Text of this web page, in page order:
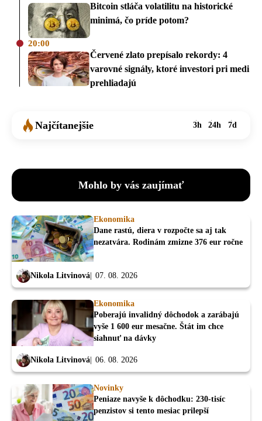
Bitcoin stláča volatilitu na historické
minimá, čo príde potom?
20:00
Červené zlato prepísalo rekordy: 4
varovné signály, ktoré investori pri medi
prehliadajú
Najčítanejšie 3h 24h 7d
Mohlo by vás zaujímať
Ekonomika
Dane rastú, diera v rozpočte sa aj tak
nezatvára. Rodinám zmizne 376 eur ročne
Nikola Litvinová 07. 08. 2026
Ekonomika
Poberajú invalidný dôchodok a zarábajú
vyše 1 600 eur mesačne. Štát im chce
siahnuť na dávky
Nikola Litvinová 06. 08. 2026
Novinky
Peniaze navyše k dôchodku: 230-tisíc
penzistov si tento mesiac prilepší